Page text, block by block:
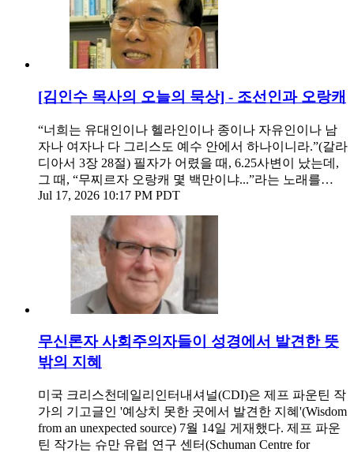
[김인수 목사의 오늘의 묵상] - 조선인과 오랑캐
“너희는 유대인이나 헬라인이나 종이나 자유인이나 남
자나 여자나 다 그리스도 예수 안에서 하나이니라.”(갈라
디아서 3장 28절) 필자가 어렸을 때, 6.25사변이 났는데,
그 때, “무찌르자 오랑캐 몇 백만이냐...”라는 노래를…
Jul 17, 2026 10:17 PM PDT
무신론자 사회주의자들이 성경에서 발견한 뜻
밖의 지혜
미국 크리스천데일리인터내셔널(CDI)은 제프 파운틴 작
가의 기고글인 '예상치 못한 곳에서 발견한 지혜'(Wisdom
from an unexpected source) 7월 14일 게재했다. 제프 파운
틴 작가는 슈만 유럽 연구 센터(Schuman Centre for